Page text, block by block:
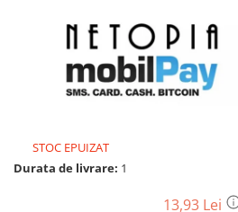
Drujbe pe benzina
Drujbe cu acumulator
Consumabile drujbe, fierastraie
Unelte electrice busteni
Mori cereale si batoze porumb
Batoze - mori desfacat porumb
STOC EPUIZAT
Durata de livrare: 1
13,93 Lei